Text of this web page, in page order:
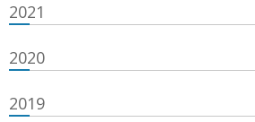
2021
2020
2019